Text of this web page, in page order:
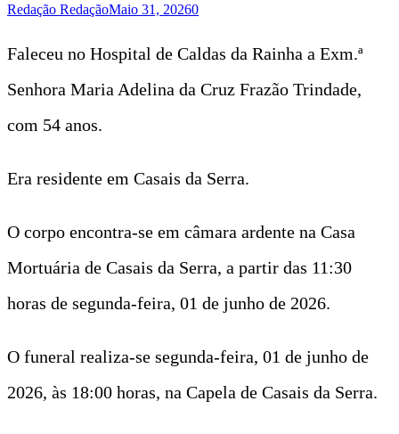
Redação RedaçãoMaio 31, 20260
Faleceu no Hospital de Caldas da Rainha a Exm.ª
Senhora Maria Adelina da Cruz Frazão Trindade,
com 54 anos.
Era residente em Casais da Serra.
O corpo encontra-se em câmara ardente na Casa
Mortuária de Casais da Serra, a partir das 11:30
horas de segunda-feira, 01 de junho de 2026.
O funeral realiza-se segunda-feira, 01 de junho de
2026, às 18:00 horas, na Capela de Casais da Serra.